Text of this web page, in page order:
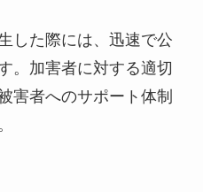
した際には、迅速で公
。加害者に対する適切
害者へのサポート体制